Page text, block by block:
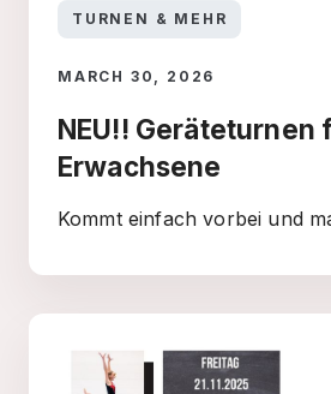
TURNEN & MEHR
MARCH 30, 2026
NEU!! Geräteturnen
Erwachsene
Kommt einfach vorbei und